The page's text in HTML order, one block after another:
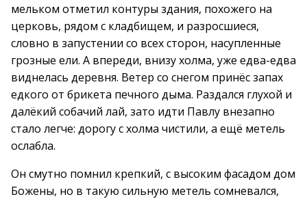
мельком отметил контуры здания, похожего на
церковь, рядом с кладбищем, и разросшиеся,
словно в запустении со всех сторон, насупленные
грозные ели. А впереди, внизу холма, уже едва-едва
виднелась деревня. Ветер со снегом принёс запах
едкого от брикета печного дыма. Раздался глухой и
далёкий собачий лай, зато идти Павлу внезапно
стало легче: дорогу с холма чистили, а ещё метель
ослабла.
Он смутно помнил крепкий, с высоким фасадом дом
Божены, но в такую сильную метель сомневался,